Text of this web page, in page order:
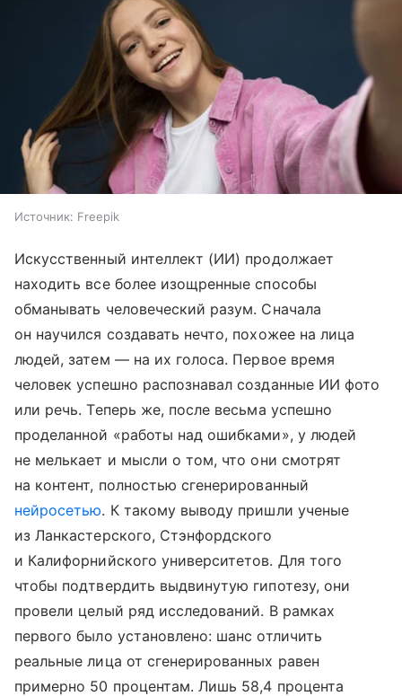
Источник: Freepik
Искусственный интеллект (ИИ) продолжает
находить все более изощренные способы
обманывать человеческий разум. Сначала
он научился создавать нечто, похожее на лица
людей, затем — на их голоса. Первое время
человек успешно распознавал созданные ИИ фото
или речь. Теперь же, после весьма успешно
проделанной «работы над ошибками», у людей
не мелькает и мысли о том, что они смотрят
на контент, полностью сгенерированный
нейросетью. К такому выводу пришли ученые
из Ланкастерского, Стэнфордского
и Калифорнийского университетов. Для того
чтобы подтвердить выдвинутую гипотезу, они
провели целый ряд исследований. В рамках
первого было установлено: шанс отличить
реальные лица от сгенерированных равен
примерно 50 процентам. Лишь 58,4 процента